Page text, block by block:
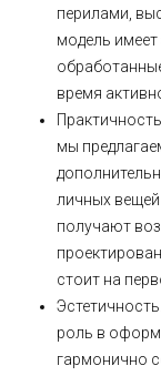
перилами,
модель
время
мы
личных
получают
стоит на
роль в
гармонично